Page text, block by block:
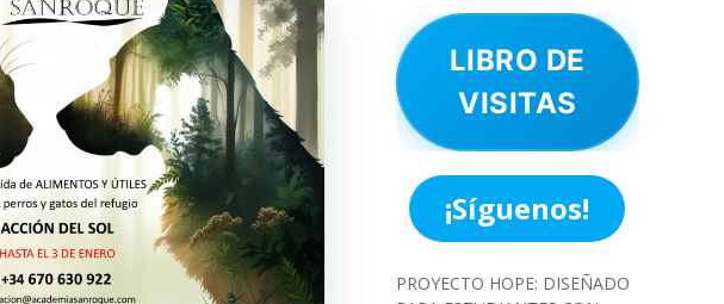
LIBRO DE
VISITAS
¡Síguenos!
PROYECTO HOPE: DISEÑADO